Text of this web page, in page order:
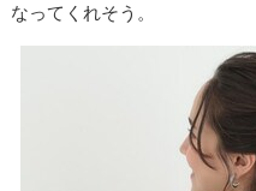
なってくれそう。